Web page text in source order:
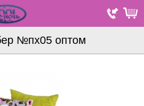
№пх05 оптом